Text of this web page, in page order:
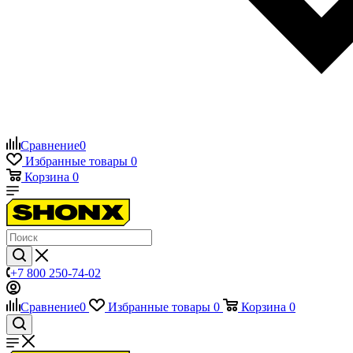
Сравнение0
Избранные товары 0
Корзина 0
+7 800 250-74-02
Сравнение0 Избранные товары 0 Корзина 0